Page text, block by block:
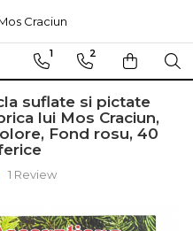
1 2
suflate si pictate
lui Mos Craciun,
Fond rosu, 40
1 Review